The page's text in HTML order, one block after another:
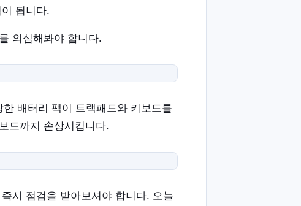
됩니다.
의심해봐야 합니다.
배터리 팩이 트랙패드와 키보드를
드까지 손상시킵니다.
시 점검을 받아보셔야 합니다. 오늘